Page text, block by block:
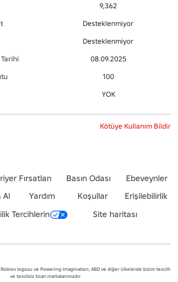
9,362
Desteklenmiyor
Desteklenmiyor
08.09.2025
100
YOK
Kötüye Kullanım Bildir
Fırsatları Basın Odası
Ebeveynler
Al
Yardım Koşullar
Erişilebilirlik
Tercihlerin Site haritası
logosu ve Powering Imagination; ABD ve diğer ülkelerde bizim tescilli
ve tescilsiz ticari markalarımızdır.